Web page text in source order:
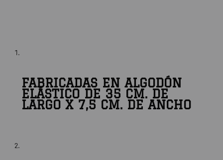
FABRICADAS EN ALGODÓN
ELÁSTICO DE 35 CM. DE
LARGO X 7,5 CM. DE ANCHO